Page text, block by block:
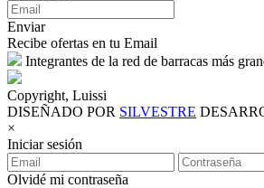
Enviar
Recibe ofertas en tu Email
Integrantes de la red de barracas más
Copyright, Luissi
DISEÑADO POR SILVESTRE
×
Iniciar sesión
Olvidé mi contraseña